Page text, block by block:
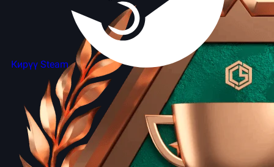
Кирүү Steam